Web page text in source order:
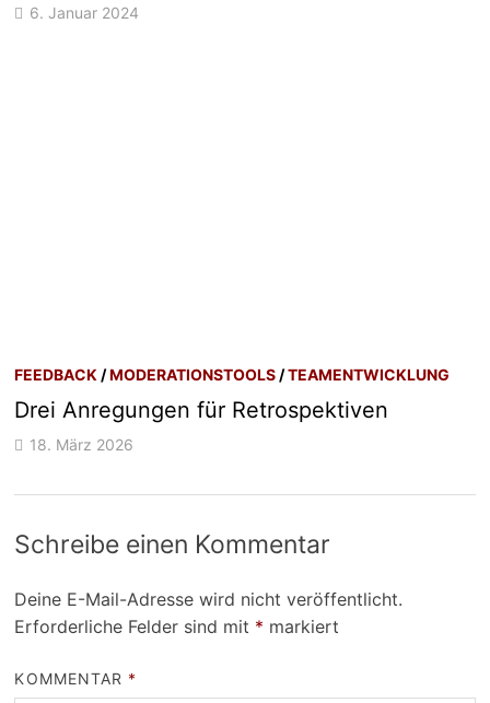
6. Januar 2024
FEEDBACK /MODERATIONSTOOLS /TEAMENTWICKLUNG
Drei Anregungen für Retrospektiven
18. März 2026
Schreibe einen Kommentar
Deine E-Mail-Adresse wird nicht veröffentlicht.
Erforderliche Felder sind mit * markiert
KOMMENTAR *